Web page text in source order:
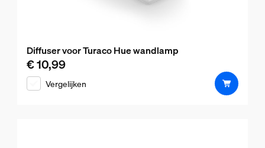
Diffuser voor Turaco Hue wandlamp
De huidige prijs is € 10,99
€ 10,99
Vergelijken